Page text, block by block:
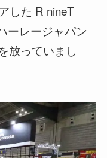
した R nineT
ーレージャパン
放っていまし